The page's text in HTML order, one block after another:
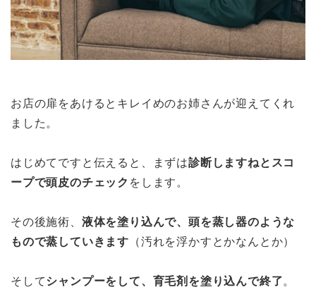
お店の扉をあけるとキレイめのお姉さんが迎えてくれ
ました。
はじめてですと伝えると、まずは診断しますねとスコ
ープで頭皮のチェック をします。
その後施術、 液体を塗り込んで、頭を蒸し器のような
もので蒸していきます （汚れを浮かすとかなんとか）
そしてシャンプーをして、育毛剤を塗り込んで終了。